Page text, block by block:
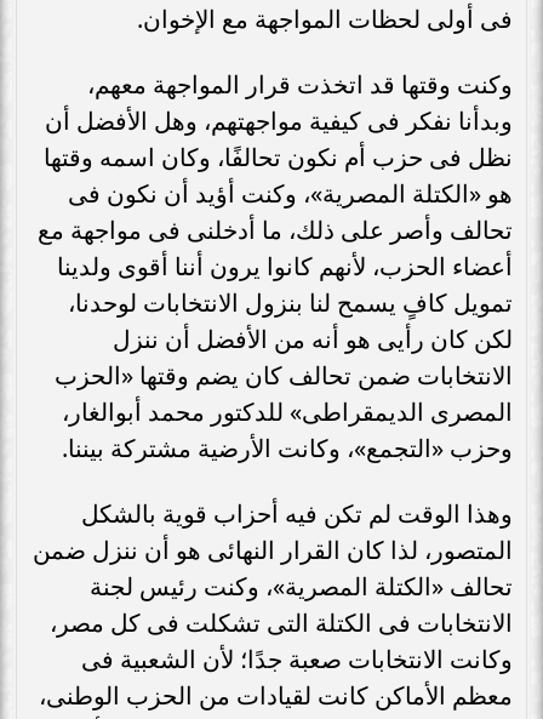
فى أولى لحظات المواجهة مع الإخوان.
وكنت وقتها قد اتخذت قرار المواجهة معهم،
وبدأنا نفكر فى كيفية مواجهتهم، وهل الأفضل أن
نظل فى حزب أم نكون تحالفًا، وكان اسمه وقتها
هو «الكتلة المصرية»، وكنت أؤيد أن نكون فى
تحالف وأصر على ذلك، ما أدخلنى فى مواجهة مع
أعضاء الحزب، لأنهم كانوا يرون أننا أقوى ولدينا
تمويل كافٍ يسمح لنا بنزول الانتخابات لوحدنا،
لكن كان رأيى هو أنه من الأفضل أن ننزل
الانتخابات ضمن تحالف كان يضم وقتها «الحزب
المصرى الديمقراطى» للدكتور محمد أبوالغار،
وحزب «التجمع»، وكانت الأرضية مشتركة بيننا.
وهذا الوقت لم تكن فيه أحزاب قوية بالشكل
المتصور، لذا كان القرار النهائى هو أن ننزل ضمن
تحالف «الكتلة المصرية»، وكنت رئيس لجنة
الانتخابات فى الكتلة التى تشكلت فى كل مصر،
وكانت الانتخابات صعبة جدًا؛ لأن الشعبية فى
معظم الأماكن كانت لقيادات من الحزب الوطنى،